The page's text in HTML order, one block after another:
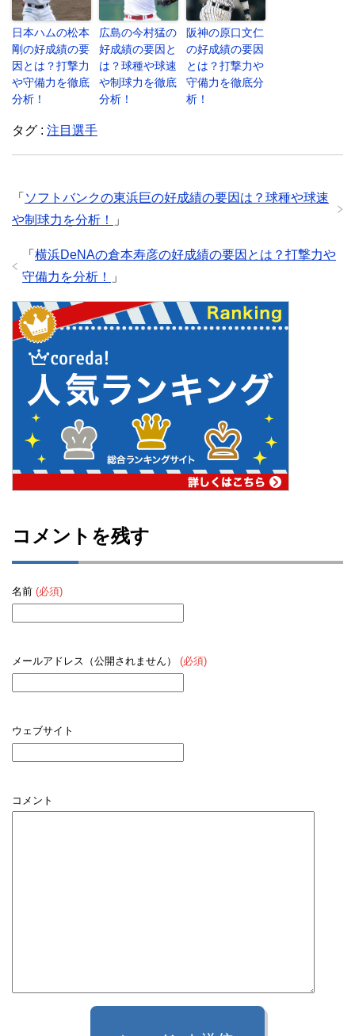
日本ハムの松本
剛の好成績の要
因とは？打撃力
や守備力を徹底
分析！
広島の今村猛の
好成績の要因と
は？球種や球速
や制球力を徹底
分析！
阪神の原口文仁
の好成績の要因
とは？打撃力や
守備力を徹底分
析！
タグ : 注目選手
「 ソフトバンクの東浜巨の好成績の要因は？球種や球速
や制球力を分析！
」
「 横浜DeNAの倉本寿彦の好成績の要因とは？打撃力や
守備力を分析！
」
コメントを残す
名前 (必須)
メールアドレス（公開されません） (必須)
ウェブサイト
コメント